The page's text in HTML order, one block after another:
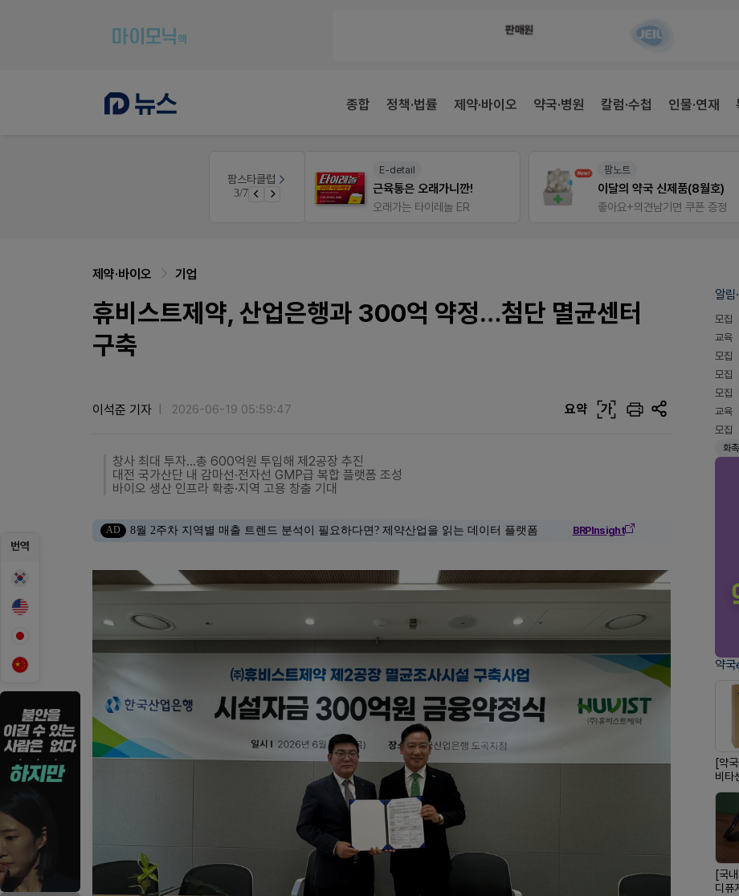
종합 정책·법률 제약·바이오 약국·병원 칼럼·수첩 인물·연재
팜스타클럽
4/7
근육통은 오래가니깐!
팜노트
이달의 약국 신제품(8월호)
좋아요+의견남기면 쿠폰 증정
팜리쿠르트
약국 첫 채용공고 0원+'한번 더' 무료 연장
퀴즈 참여시 룰렛쿠폰
번역
제약·바이오 기업
휴비스트제약, 산업은행과 300억 약정…첨단 멸균센터
구축
이석준 기자 2026-06-19 05:59:47 요약 가
창사 최대 투자…총 600억원 투입해 제2공장 추진
대전 국가산단 내 감마선·전자선 GMP급 복합 플랫폼 조성
바이오 생산 인프라 확충·지역 고용 창출 기대
AD 8월 2주차 지역별 매출 트렌드 분석이 필요하다면? 제약산업을 읽는 데이터 플랫폼 BRPInsight
알림
모집
교육
모집
모집
모집
교육
모집
화촉
약
[약
비타
흡입
[국
디퓨